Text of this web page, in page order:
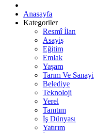
Anasayfa
Kategoriler
Resmî İlan
Asayiş
Eğitim
Emlak
Yaşam
Tarım Ve Sanayi
Belediye
Teknoloji
Yerel
Tanıtım
İş Dünyası
Yatırım